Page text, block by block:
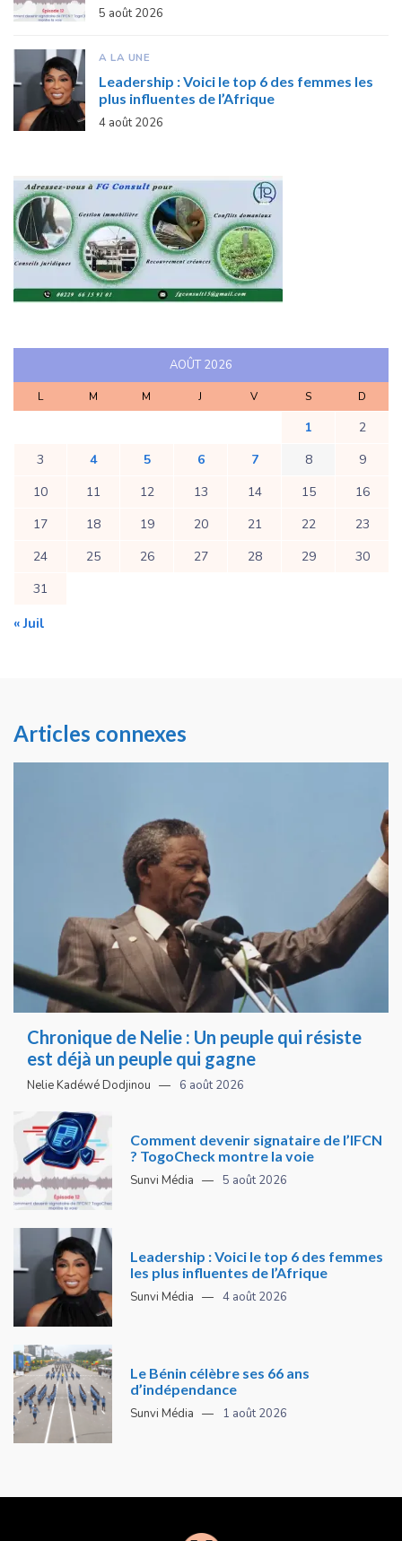
5 août 2026
A LA UNE
Leadership : Voici le top 6 des femmes les
plus influentes de l’Afrique
4 août 2026
AOÛT 2026
L M M J V S D
1
2
3
4 5 6 7 8
9
10
11 12 13 14 15
16
17
18 19 20 21 22
23
24
25 26 27 28 29
30
31
« Juil
Articles connexes
Chronique de Nelie : Un peuple qui résiste
est déjà un peuple qui gagne
Nelie Kadéwé Dodjinou 6 août 2026
Comment devenir signataire de l’IFCN
? TogoCheck montre la voie
Sunvi Média 5 août 2026
Leadership : Voici le top 6 des femmes
les plus influentes de l’Afrique
Sunvi Média 4 août 2026
Le Bénin célèbre ses 66 ans
d’indépendance
Sunvi Média 1 août 2026